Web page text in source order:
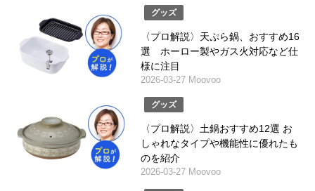
グッズ
〈プロ解説〉天ぷら鍋、おすすめ16
選 ホーロー製やガス火対応など仕
様に注目
2026-03-27 Moovoo
グッズ
〈プロ解説〉土鍋おすすめ12選 お
しゃれなタイプや機能性に優れたも
のを紹介
2026-03-27 Moovoo